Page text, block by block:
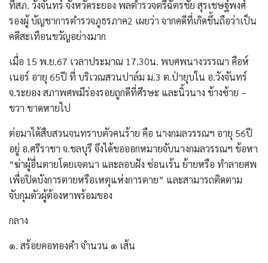
ที่สภ. วังจันทร์ จังหวัดระยอง พลตำรวจตรีฉัตรชัย สุรเชษฐ์พงศ์
รองผู้ บัญชาการตำรวจภูธรภาค2 เผยว่า จากคดีที่เกิดขึ้นถือว่าเป็น
คดีสะเทือนขวัญอย่างมาก
เมื่อ 15 พ.ย.67 เวลาประมาณ 17.30น. พบศพนางวรรณา คือห์
เนอร์ อายุ 65ปี ที่ บริเวณสวนปาล์ม ม.3 ต.ป่ายุบใน อ.วังจันทร์
จ.ระยอง สภาพศพมีร่องรอยถูกดีที่ศีรษะ และนิ้วนาง ข้างซ้าย –
ขวา ขาดหายไป
ต่อมาได้สืบสวนจนทราบตัวคนร้าย คือ นางกมลวรรณฯ อายุ 56ปี
อยู่ อ.ศรีราชา จ.ชลบุรี จึงได้ขอออกหมายจับนางกมลวรรณฯ ข้อหา
“ฆ่าผู้อื่นตายโดยเจตนา และลอบฝัง ซ่อนเร้น ย้ายหรือ ทำลายศพ
เพื่อปิดบังการตายหรือเหตุแห่งการตาย” และสามารถติดตาม
จับกุมตัวผู้ต้องหาพร้อมของ
กลาง
๑. สร้อยคอทองคำ จํานวน ๑ เส้น